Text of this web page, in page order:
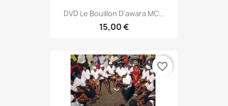
DVD Le Bouillon D'awara MC...
15,00 €
favorite_border